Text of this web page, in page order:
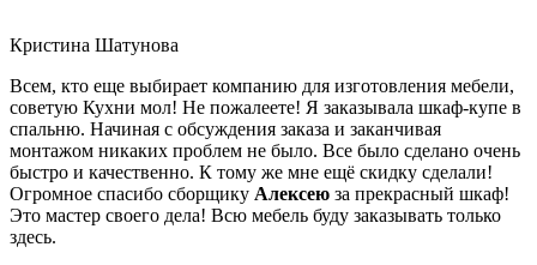
Кристина Шатунова
Всем, кто еще выбирает компанию для изготовления мебели,
советую Кухни мол! Не пожалеете! Я заказывала шкаф-купе в
спальню. Начиная с обсуждения заказа и заканчивая
монтажом никаких проблем не было. Все было сделано очень
быстро и качественно. К тому же мне ещё скидку сделали!
Огромное спасибо сборщику Алексею за прекрасный шкаф!
Это мастер своего дела! Всю мебель буду заказывать только
здесь.